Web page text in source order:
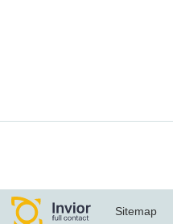
Sitemap